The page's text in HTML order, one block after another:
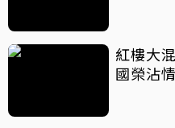
紅樓大
國榮沾